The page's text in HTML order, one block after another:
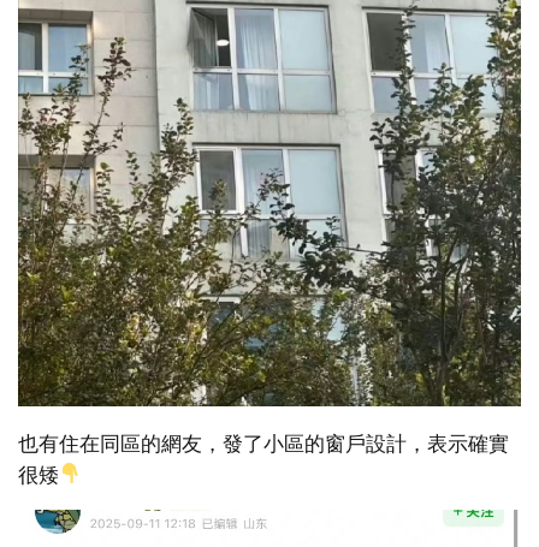
也有住在同區的網友，發了小區的窗戶設計，表示確實
很矮